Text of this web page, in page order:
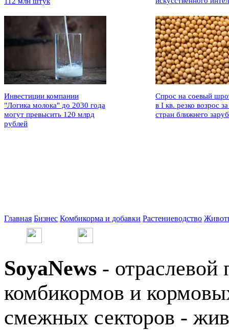
Инвестиции компании
"Логика молока" до 2030 года
могут превысить 120 млрд
рублей
Спрос на соевый
в I кв. резко возрос
стран ближнего
Главная Бизнес Комбикорма и добавки Растениеводство
SoyaNews - отраслевой
комбикормов и
смежных секторов -